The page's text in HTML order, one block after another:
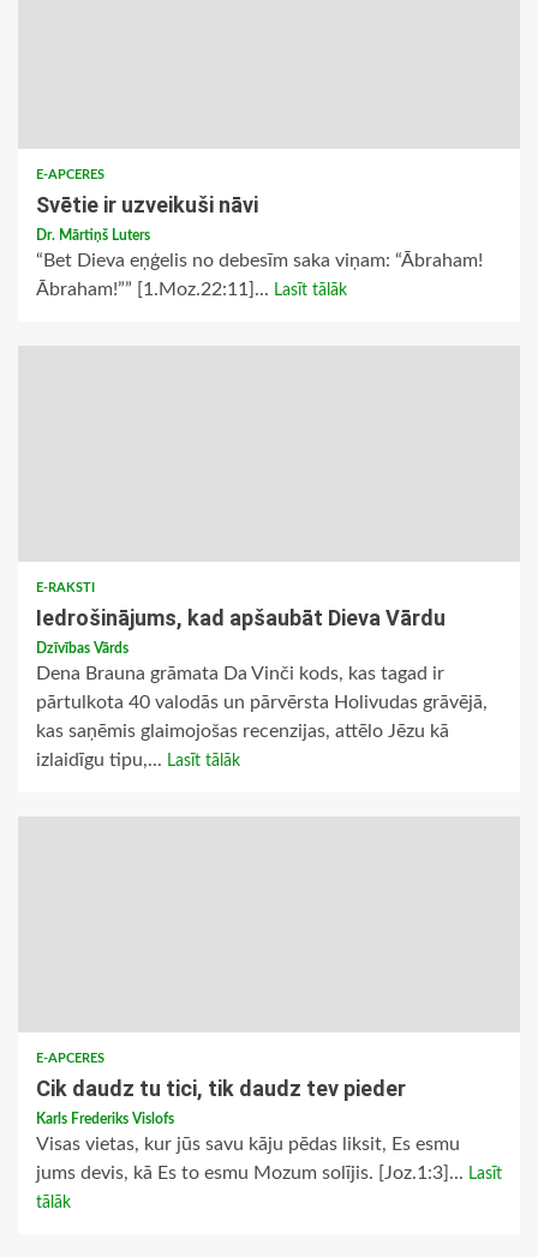
E-APCERES
Svētie ir uzveikuši nāvi
Dr. Mārtiņš Luters
“Bet Dieva eņģelis no debesīm saka viņam: “Ābraham!
Ābraham!”” [1.Moz.22:11]... Lasīt tālāk
E-RAKSTI
Iedrošinājums, kad apšaubāt Dieva Vārdu
Dzīvības Vārds
Dena Brauna grāmata Da Vinči kods, kas tagad ir
pārtulkota 40 valodās un pārvērsta Holivudas grāvējā,
kas saņēmis glaimojošas recenzijas, attēlo Jēzu kā
izlaidīgu tipu,... Lasīt tālāk
E-APCERES
Cik daudz tu tici, tik daudz tev pieder
Karls Frederiks Vislofs
Visas vietas, kur jūs savu kāju pēdas liksit, Es esmu
jums devis, kā Es to esmu Mozum solījis. [Joz.1:3]... Lasīt
tālāk